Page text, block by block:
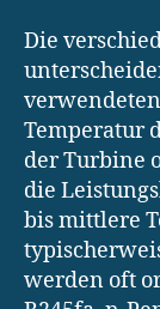
Die
Temperatur
der Turbine
die
bis mittlere
werden oft